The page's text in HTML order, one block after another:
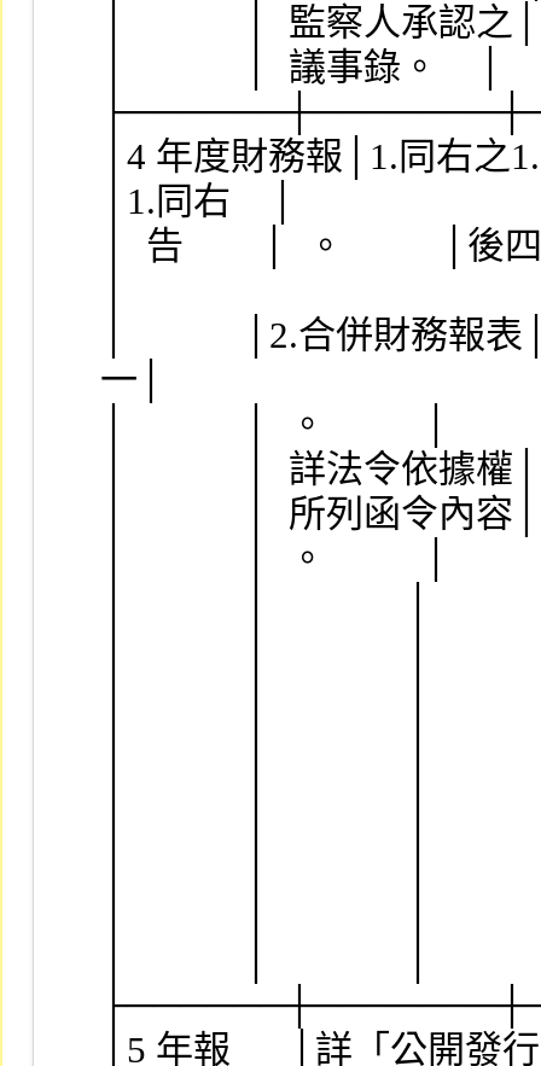
│            │  監察人承認之
│            │  議事錄。    │
│4 年度財務報│1.同右之
│1.同右    │
│  告        │  。          │後
│            │2.合併財務報
一│
│            │  。          │
│            │  詳法令依據
│            │  所列函令內
│            │  。          │
│5 年報      │詳「公開發